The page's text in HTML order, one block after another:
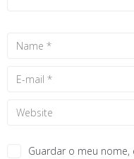
Guardar o meu